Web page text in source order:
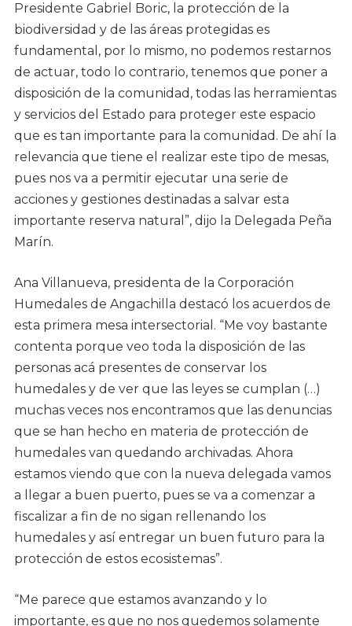
Presidente Gabriel Boric, la protección de la
biodiversidad y de las áreas protegidas es
fundamental, por lo mismo, no podemos restarnos
de actuar, todo lo contrario, tenemos que poner a
disposición de la comunidad, todas las herramientas
y servicios del Estado para proteger este espacio
que es tan importante para la comunidad. De ahí la
relevancia que tiene el realizar este tipo de mesas,
pues nos va a permitir ejecutar una serie de
acciones y gestiones destinadas a salvar esta
importante reserva natural”, dijo la Delegada Peña
Marín.
Ana Villanueva, presidenta de la Corporación
Humedales de Angachilla destacó los acuerdos de
esta primera mesa intersectorial. “Me voy bastante
contenta porque veo toda la disposición de las
personas acá presentes de conservar los
humedales y de ver que las leyes se cumplan (…)
muchas veces nos encontramos que las denuncias
que se han hecho en materia de protección de
humedales van quedando archivadas. Ahora
estamos viendo que con la nueva delegada vamos
a llegar a buen puerto, pues se va a comenzar a
fiscalizar a fin de no sigan rellenando los
humedales y así entregar un buen futuro para la
protección de estos ecosistemas”.
“Me parece que estamos avanzando y lo
importante, es que no nos quedemos solamente